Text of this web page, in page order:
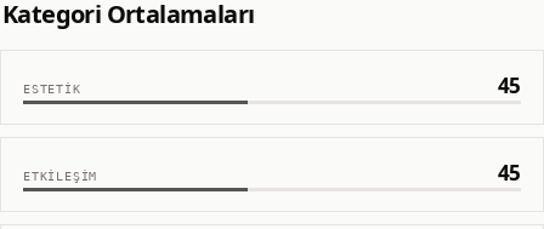
Kategori Ortalamaları
ESTETIK 45
ETKILEŞIM 45